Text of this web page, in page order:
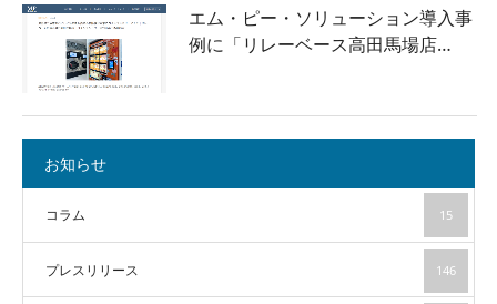
エム・ピー・ソリューション導入事
例に「リレーベース高田馬場店…
お知らせ
コラム 15
プレスリリース 146